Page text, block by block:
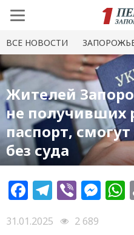
ВСЕ НОВОСТИ
Жителей
не получивших
паспорт,
без суда
Facebook
Viber
31.01.2025
2 689